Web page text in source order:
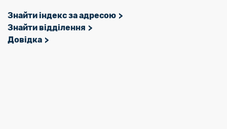
Знайти індекс за адресою
Знайти відділення
Довідка